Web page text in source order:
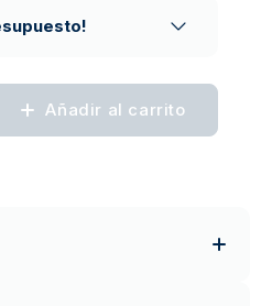
Añadir al carrito